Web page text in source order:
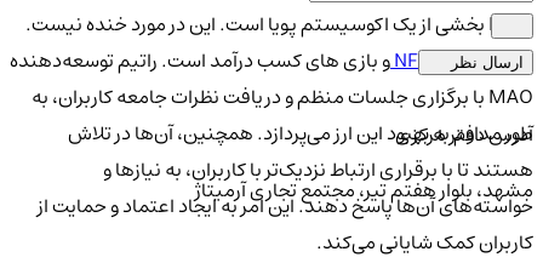
MAO بخشی از یک اکوسیستم پویا است. این در مورد خنده نیست.
دارای یک بازارNFTو بازی های کسب درآمد است. راتیم توسعه‌دهنده
MAO با برگزاری جلسات منظم و دریافت نظرات جامعه کاربران، به
طور مداوم به بهبود این ارز می‌پردازد. همچنین، آن‌ها در تلاش
هستند تا با برقراری ارتباط نزدیک‌تر با کاربران، به نیازها و
خواسته‌های آن‌ها پاسخ دهند. این امر به ایجاد اعتماد و حمایت از
کاربران کمک شایانی می‌کند.
ارسال نظر
آدرس دفتر مرکزی
مشهد، بلوار هفتم تیر، مجتمع تجاری آرمیتاژ